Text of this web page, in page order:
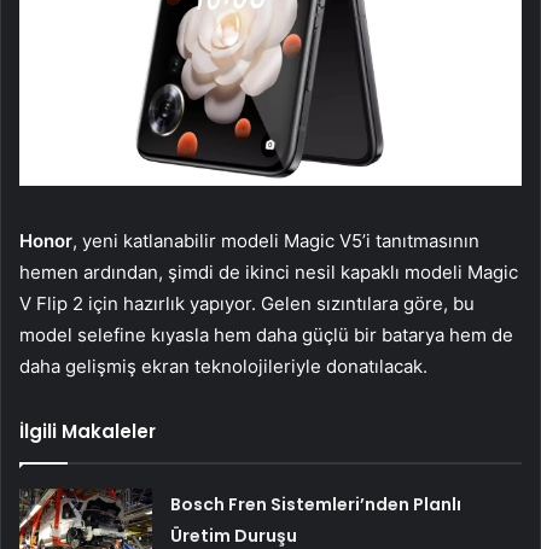
Honor, yeni katlanabilir modeli Magic V5’i tanıtmasının
hemen ardından, şimdi de ikinci nesil kapaklı modeli Magic
V Flip 2 için hazırlık yapıyor. Gelen sızıntılara göre, bu
model selefine kıyasla hem daha güçlü bir batarya hem de
daha gelişmiş ekran teknolojileriyle donatılacak.
İlgili Makaleler
Bosch Fren Sistemleri’nden Planlı
Üretim Duruşu